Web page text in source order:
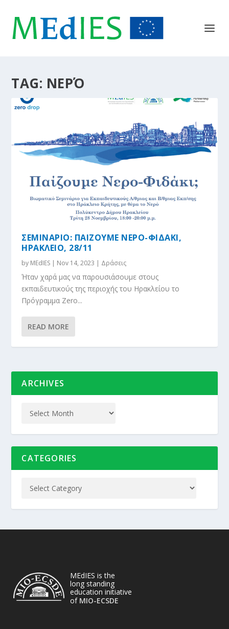
TAG: ΝΕΡΌ
ΣΕΜΙΝΑΡΙΟ: ΠΑΙΖΟΥΜΕ ΝΕΡΟ-ΦΙΔΑΚΙ,
ΗΡΑΚΛΕΙΟ, 28/11
by MEdIES | Nov 14, 2023 | Δράσεις
Ήταν χαρά μας να παρουσιάσουμε στους
εκπαιδευτικούς της περιοχής του Ηρακλείου το
Πρόγραμμα Zero...
READ MORE
ARCHIVES
CATEGORIES
MEdIES is the
long standing
education initiative
of MIO-ECSDE